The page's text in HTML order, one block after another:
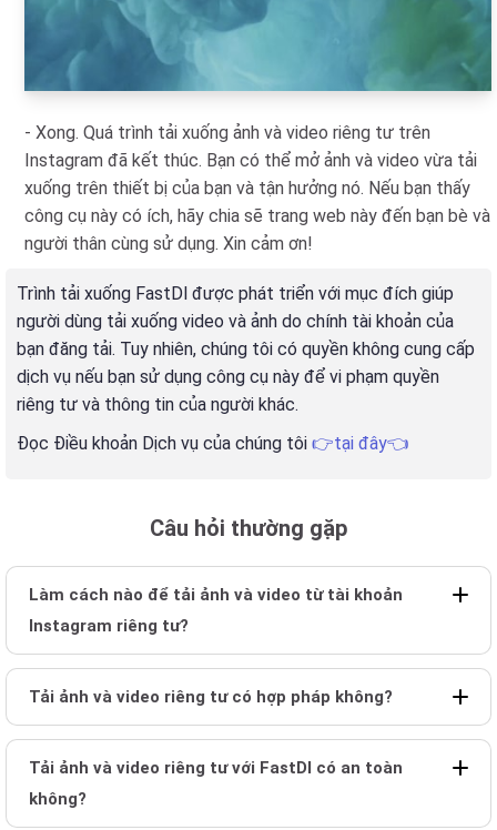
- Xong. Quá trình tải xuống ảnh và video riêng tư trên
Instagram đã kết thúc. Bạn có thể mở ảnh và video vừa tải
xuống trên thiết bị của bạn và tận hưởng nó. Nếu bạn thấy
công cụ này có ích, hãy chia sẽ trang web này đến bạn bè và
người thân cùng sử dụng. Xin cảm ơn!
Trình tải xuống FastDl được phát triển với mục đích giúp
người dùng tải xuống video và ảnh do chính tài khoản của
bạn đăng tải. Tuy nhiên, chúng tôi có quyền không cung cấp
dịch vụ nếu bạn sử dụng công cụ này để vi phạm quyền
riêng tư và thông tin của người khác.
Đọc Điều khoản Dịch vụ của chúng tôi 👉tại đây👈
Câu hỏi thường gặp
Làm cách nào để tải ảnh và video từ tài khoản
Instagram riêng tư?
Tải ảnh và video riêng tư có hợp pháp không?
Tải ảnh và video riêng tư với FastDl có an toàn
không?